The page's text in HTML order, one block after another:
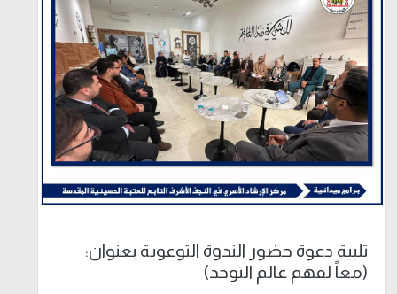
تلبية دعوة حضور الندوة التوعوية بعنوان:
(معاً لفهم عالم التوحد)